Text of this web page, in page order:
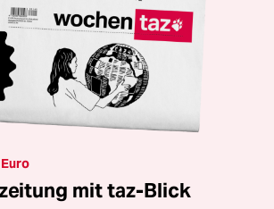
mit taz-Blick